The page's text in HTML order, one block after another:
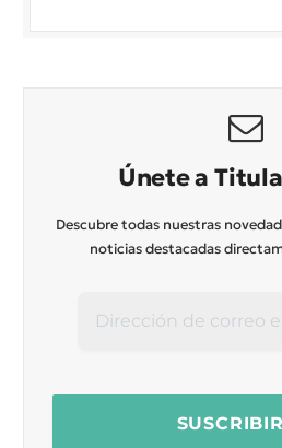
Únete a
Descubre todas nuestras
noticias destacadas